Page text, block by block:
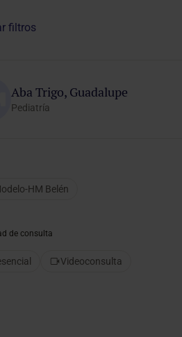
filtros
Aba Trigo, Guadalupe
Pediatría
HM Belén
de consulta
Videoconsulta